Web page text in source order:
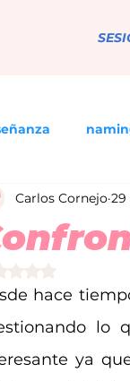
Carlos Cornejo 29
Obtuvo NaN de 5
hace
lo
ya